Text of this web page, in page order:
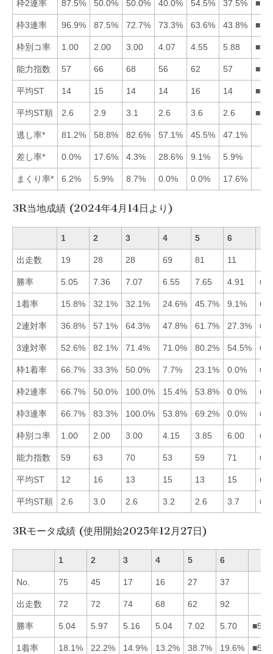
枠2連率 87.5% 50.0% 50.0% 40.0% 54.5% 37.5%
枠3連率 96.9% 87.5% 72.7% 73.3% 63.6% 43.8%
枠別コ率 1.00 2.00 3.00 4.07 4.55 5.88
能力指数 57 66 68 56 62 57
平均ST 14 15 14 14 16 14
平均ST順 2.6 2.9 3.1 2.6 3.6 2.6
逃し率* 81.2% 58.8% 82.6% 57.1% 45.5% 47.1%
差し率* 0.0% 17.6% 4.3% 28.6% 9.1% 5.9%
まくり率* 6.2% 5.9% 8.7% 0.0% 0.0% 17.6%
3R当地成績 (2024年4月14日より)
1 2 3 4 5 6
出走数 19 28 28 69 81 11
勝率 5.05 7.36 7.07 6.55 7.65 4.91
1着率 15.8% 32.1% 32.1% 24.6% 45.7% 9.1%
2連対率 36.8% 57.1% 64.3% 47.8% 61.7% 27.3%
3連対率 52.6% 82.1% 71.4% 71.0% 80.2% 54.5%
枠1着率 66.7% 33.3% 50.0% 7.7% 23.1% 0.0%
枠2連率 66.7% 50.0% 100.0% 15.4% 53.8% 0.0%
枠3連率 66.7% 83.3% 100.0% 53.8% 69.2% 0.0%
枠別コ率 1.00 2.00 3.00 4.15 3.85 6.00
能力指数 59 63 70 53 59 71
平均ST 12 16 13 15 13 15
平均ST順 2.6 3.0 2.6 3.2 2.6 3.7
3Rモータ成績 (使用開始2025年12月27日)
1 2 3 4 5 6
No. 75 45 17 16 27 37
出走数 72 72 74 68 62 92
勝率 5.04 5.97 5.16 5.04 7.02 5.70
1着率 18.1% 22.2% 14.9% 13.2% 38.7% 19.6%